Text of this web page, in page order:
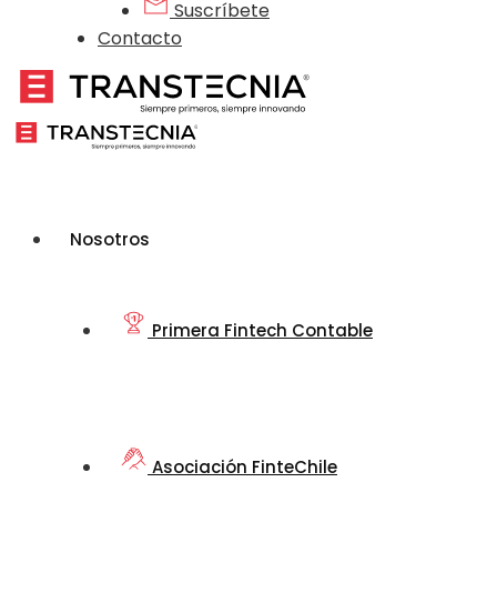
Suscríbete
Contacto
Nosotros
Primera Fintech Contable
Asociación FinteChile